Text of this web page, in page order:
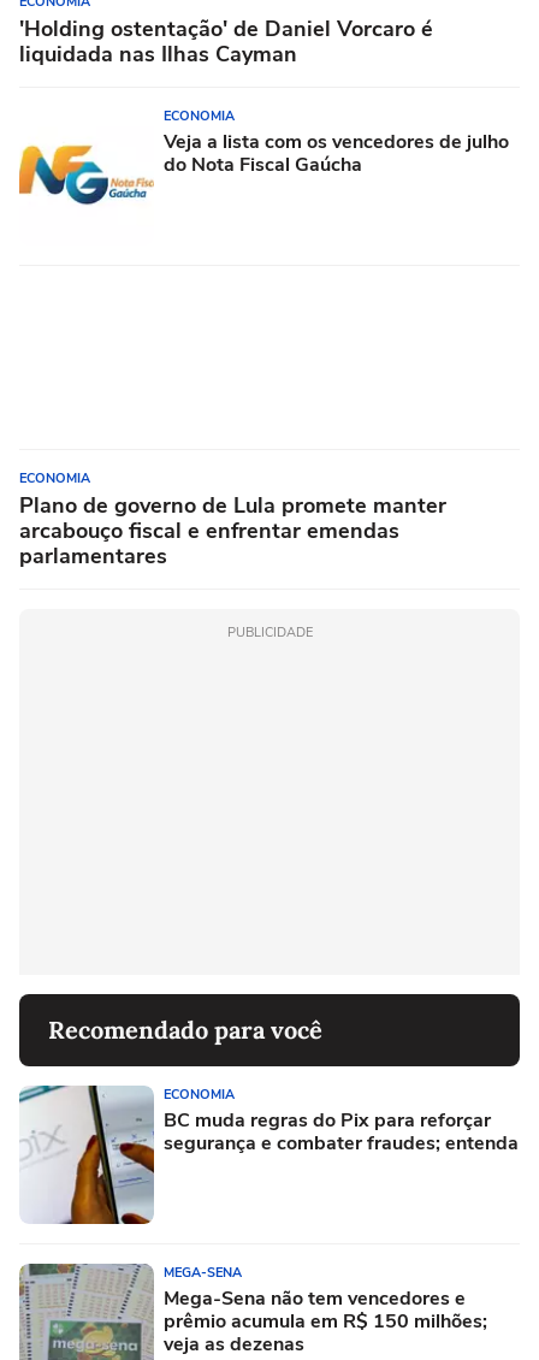
'Holding ostentação' de Daniel Vorcaro é
liquidada nas Ilhas Cayman
ECONOMIA
Veja a lista com os vencedores de julho
do Nota Fiscal Gaúcha
ECONOMIA
Plano de governo de Lula promete manter
arcabouço fiscal e enfrentar emendas
parlamentares
PUBLICIDADE
Recomendado para você
ECONOMIA
BC muda regras do Pix para reforçar
segurança e combater fraudes; entenda
MEGA-SENA
Mega-Sena não tem vencedores e
prêmio acumula em R$ 150 milhões;
veja as dezenas